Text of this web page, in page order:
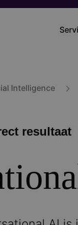
Intelligence
resultaat